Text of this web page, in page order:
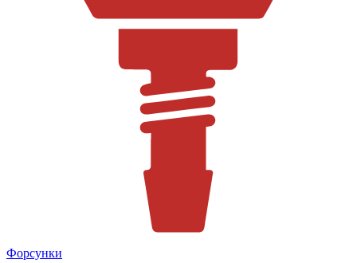
Форсунки